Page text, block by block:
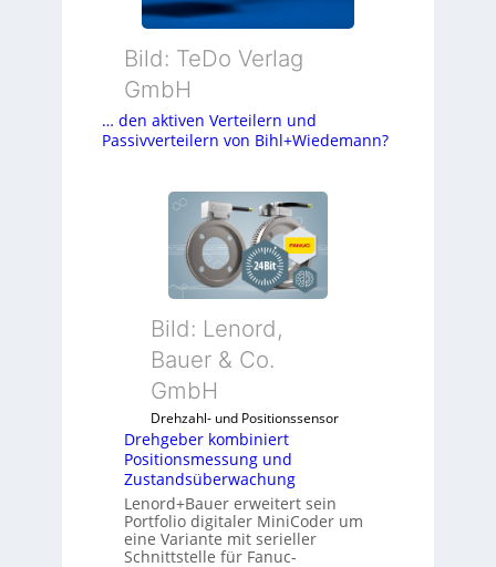
Bild: TeDo Verlag
GmbH
… den aktiven Verteilern und
Passivverteilern von Bihl+Wiedemann?
Bild: Lenord,
Bauer & Co.
GmbH
Drehzahl- und Positionssensor
Drehgeber kombiniert
Positionsmessung und
Zustandsüberwachung
Lenord+Bauer erweitert sein
Portfolio digitaler MiniCoder um
eine Variante mit serieller
Schnittstelle für Fanuc-